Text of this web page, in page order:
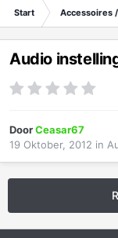
Start Accessoires
Audio
DoorCeasar67
19 Oktober, 2012 in